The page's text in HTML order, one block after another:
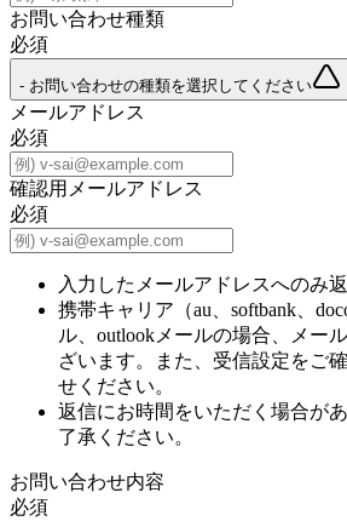
お問い合わせ種類
必須
- お問い合わせの種類を選択してください
メールアドレス
必須
確認用メールアドレス
必須
入力したメールアドレスへのみ
携帯キャリア（au、softbank、
ル、outlookメールの場合、メー
ざいます。また、受信設定をご
せください。
返信にお時間をいただく場合が
了承ください。
お問い合わせ内容
必須